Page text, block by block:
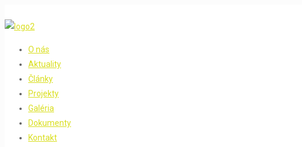
O nás
Aktuality
Články
Projekty
Galéria
Dokumenty
Kontakt